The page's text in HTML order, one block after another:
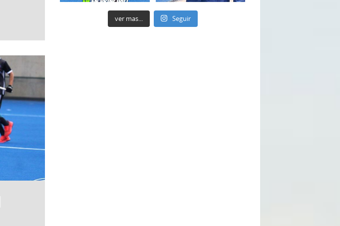
ver mas... Seguir